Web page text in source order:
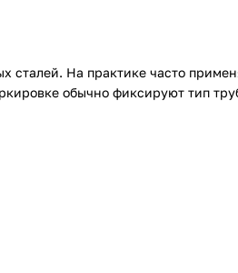
сталей. На практике часто
обычно фиксируют тип